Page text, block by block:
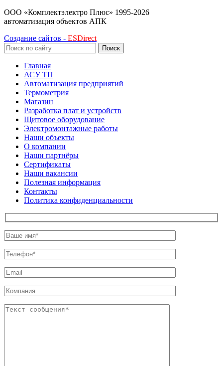
ООО «Комплектэлектро Плюс» 1995-2026
автоматизация объектов АПК
Создание сайтов - ESDirect
Поиск
Главная
АСУ ТП
Автоматизация предприятий
Термометрия
Магазин
Разработка плат и устройств
Щитовое оборудование
Электромонтажные работы
Наши объекты
О компании
Наши партнёры
Сертификаты
Наши вакансии
Полезная информация
Контакты
Политика конфиденциальности